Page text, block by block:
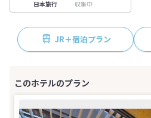
日本旅行 収集中
JR＋宿泊プラン